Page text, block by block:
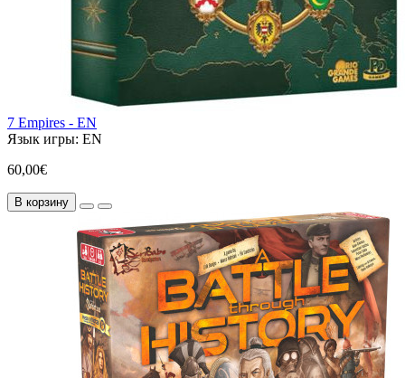
7 Empires - EN
Язык игры: EN
60,00€
В корзину